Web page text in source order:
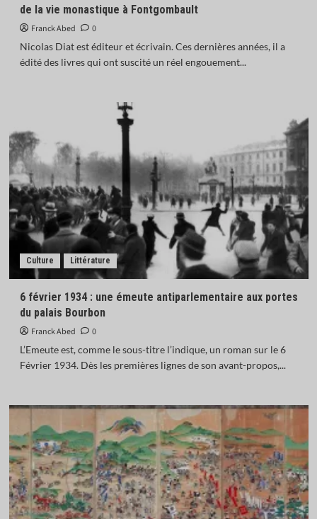
de la vie monastique à Fontgombault
Franck Abed
0
Nicolas Diat est éditeur et écrivain. Ces dernières années, il a
édité des livres qui ont suscité un réel engouement...
Culture Littérature
6 février 1934 : une émeute antiparlementaire aux portes
du palais Bourbon
Franck Abed
0
L’Emeute est, comme le sous-titre l’indique, un roman sur le 6
Février 1934. Dès les premières lignes de son avant-propos,...